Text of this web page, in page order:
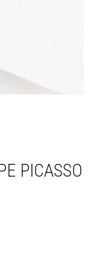
PICASSO